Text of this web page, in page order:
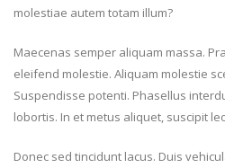
molestiae autem totam illum?
Maecenas semper aliquam massa.
eleifend molestie. Aliquam molestie
Suspendisse potenti. Phasellus
lobortis. In et metus aliquet, suscipit
Donec sed tincidunt lacus. Duis